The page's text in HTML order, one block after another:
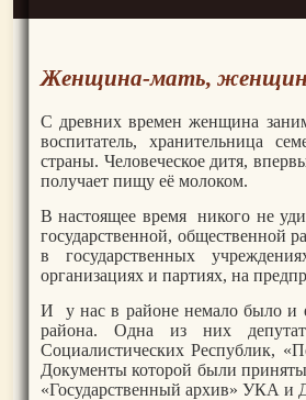
Женщина-мать,
С древних времен женщина
воспитатель, хранительница
страны. Человеческое дитя,
получает пищу её молоком.
В настоящее время никого не
государственной, общественной
в государственных
организациях и партиях, на
И у нас в районе немало было и
района. Одна из них
Социалистических Республик,
Документы которой были
«Государственный архив» УКА